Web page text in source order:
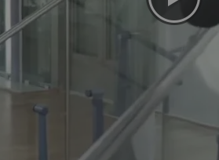
Li-polymère
113 g
137 x 52 x 21,5 mm
DECT
Microsoft Teams SIP gateway